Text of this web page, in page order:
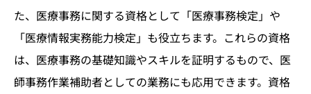
た、医療事務に関する資格として「医療事務検定」や
「医療情報実務能力検定」も役立ちます。これらの資格
は、医療事務の基礎知識やスキルを証明するもので、医
師事務作業補助者としての業務にも応用できます。資格